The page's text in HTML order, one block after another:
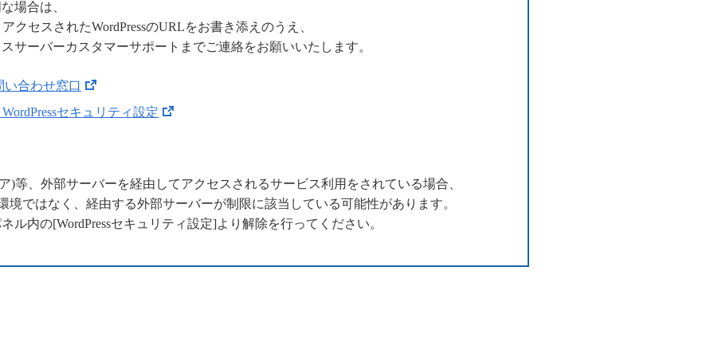
場合は、
クセスされたWordPressのURLをお書き添えのうえ、
サーバーカスタマーサポートまでご連絡をお願いいたします。
合わせ窓口
セキュリティ設定
)等、外部サーバーを経由してアクセスされるサービス利用をされている場合、
境ではなく、経由する外部サーバーが制限に該当している可能性があります。
ル内の[WordPressセキュリティ設定]より解除を行ってください。